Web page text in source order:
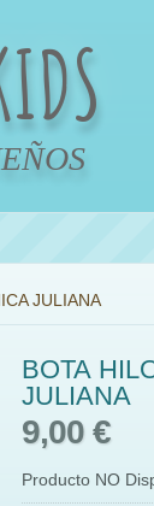
JULIANA
BOTA
JULIANA
9,00 €
Producto NO